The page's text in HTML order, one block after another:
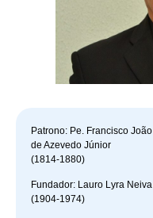
Patrono: Pe. Francisco João
de Azevedo Júnior
(1814-1880)
Fundador: Lauro Lyra Neiva
(1904-1974)